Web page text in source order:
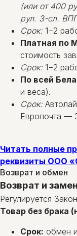
(или от 400
рул. 3-сл.
Срок: 1−2
Платная по
стоимость
Срок: 1−2
По всей
и веса).
Срок:
Европочта —
Читать полные
реквизиты ООО
Возврат и обмен
Возврат и
Регулируется
Товар без брака
Срок: обмен